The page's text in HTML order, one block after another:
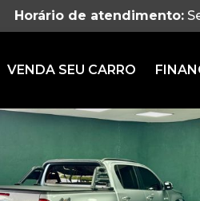
Horário de atendimento:
VENDA SEU CARRO